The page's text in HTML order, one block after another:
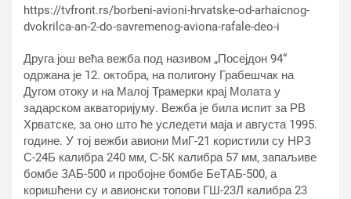
https://tvfront.rs/borbeni-avioni-hrvatske-od-arhaicnog-
dvokrilca-an-2-do-savremenog-aviona-rafale-deo-i
Друга још већа вежба под називом „Посејдон 94“
одржана је 12. октобра, на полигону Грабешчак на
Дугом отоку и на Малој Трамерки крај Молата у
задарском акваторијуму. Вежба је била испит за РВ
Хрватске, за оно што ће уследети маја и августа 1995.
године. У тој вежби авиони МиГ-21 користили су НРЗ
С-24Б калибра 240 мм, С-5К калибра 57 мм, запаљиве
бомбе ЗАБ-500 и пробојне бомбе БеТАБ-500, а
коришћени су и авионски топови ГШ-23Л калибра 23